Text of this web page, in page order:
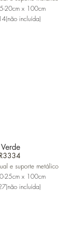
20cm x 100cm
incluída)
e suporte metálico
25cm x 100cm
incluída)